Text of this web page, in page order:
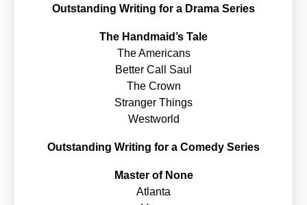
Out­stan­ding Wri­ting for a Dra­ma Series
The Handmaid’s Tale
The Ame­ri­cans
Bet­ter Call Saul
The Crown
Stran­ger Things
West­world
Out­stan­ding Wri­ting for a Come­dy Series
Mas­ter of None
Atlan­ta